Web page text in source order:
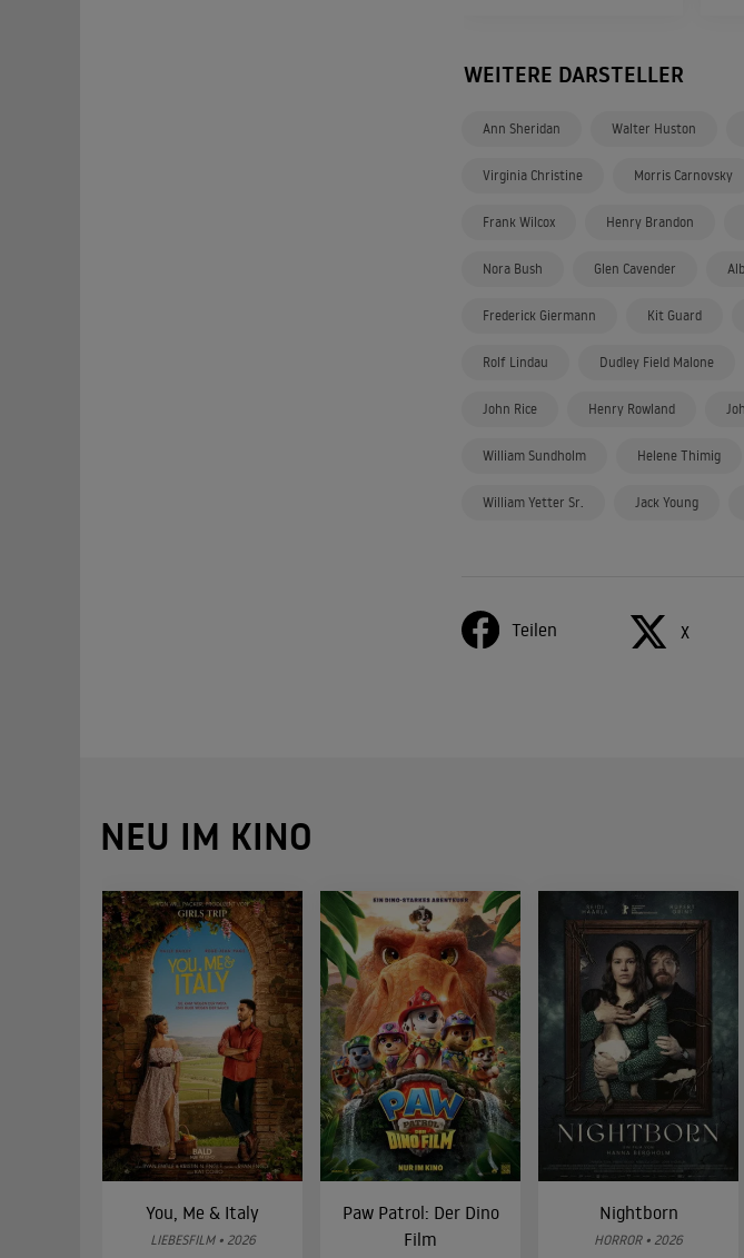
WEITERE DARSTELLER
Ann Sheridan Walter Huston
Virginia Christine Morris Carnovsky
Frank Wilcox Henry Brandon
Nora Bush Glen Cavender
Frederick Giermann Kit Guard
Rolf Lindau Dudley Field Malone
John Rice Henry Rowland
William Sundholm Helene Thimig
William Yetter Sr. Jack Young
Teilen X
NEU IM KINO
You, Me & Italy
LIEBESFILM • 2026
Paw Patrol: Der Dino
Film
Nightborn
HORROR • 2026